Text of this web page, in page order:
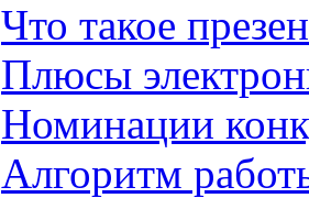
Что такое
Плюсы
Номинации
Алгоритм